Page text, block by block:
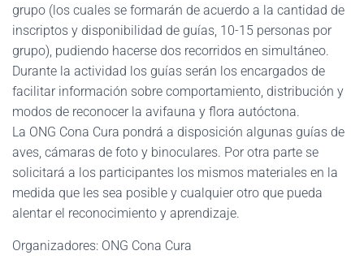
grupo (los cuales se formarán de acuerdo a la cantidad de
inscriptos y disponibilidad de guías, 10-15 personas por
grupo), pudiendo hacerse dos recorridos en simultáneo.
Durante la actividad los guías serán los encargados de
facilitar información sobre comportamiento, distribución y
modos de reconocer la avifauna y flora autóctona.
La ONG Cona Cura pondrá a disposición algunas guías de
aves, cámaras de foto y binoculares. Por otra parte se
solicitará a los participantes los mismos materiales en la
medida que les sea posible y cualquier otro que pueda
alentar el reconocimiento y aprendizaje.
Organizadores: ONG Cona Cura